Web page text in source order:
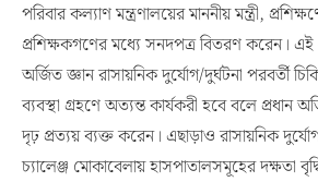
পরিবার কল্যাণ মন্ত্রণালয়ের মাননীয় মন্ত্রী,
প্রশিক্ষকগণের মধ্যে সনদপত্র বিতরণ করেন। এই
অর্জিত জ্ঞান রাসায়নিক দুর্যোগ/দুর্ঘটনা পরবর্তী
ব্যবস্থা গ্রহণে অত্যন্ত কার্যকরী হবে বলে প্রধান
দৃঢ় প্রত্যয় ব্যক্ত করেন। এছাড়াও রাসায়নিক দুর্যোগ/
চ্যালেঞ্জ মোকাবেলায় হাসপাতালসমূহের দক্ষতা